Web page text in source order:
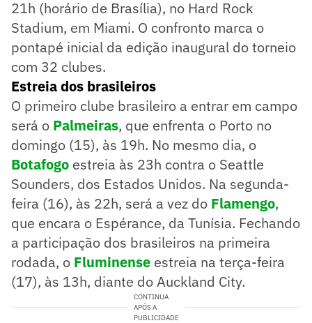
21h (horário de Brasília), no Hard Rock
Stadium, em Miami. O confronto marca o
pontapé inicial da edição inaugural do torneio
com 32 clubes.
Estreia dos brasileiros
O primeiro clube brasileiro a entrar em campo
será o Palmeiras, que enfrenta o Porto no
domingo (15), às 19h. No mesmo dia, o
Botafogo estreia às 23h contra o Seattle
Sounders, dos Estados Unidos. Na segunda-
feira (16), às 22h, será a vez do Flamengo,
que encara o Espérance, da Tunísia. Fechando
a participação dos brasileiros na primeira
rodada, o Fluminense estreia na terça-feira
(17), às 13h, diante do Auckland City.
CONTINUA
APÓS A
PUBLICIDADE